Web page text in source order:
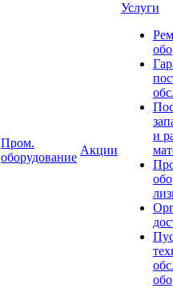
Пром.
оборудование
Акции
Услуги
и